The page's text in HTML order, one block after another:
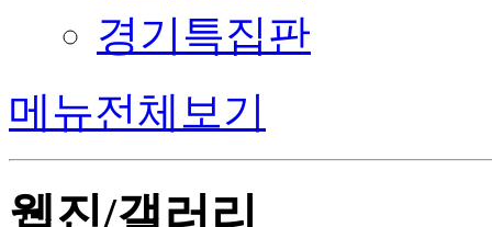
경기특집판
메뉴전체보기
웹진/갤러리